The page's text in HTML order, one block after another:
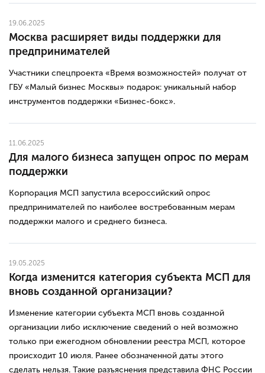
19.06.2025
Москва расширяет виды поддержки для
предпринимателей
Участники спецпроекта «Время возможностей» получат от
ГБУ «Малый бизнес Москвы» подарок: уникальный набор
инструментов поддержки «Бизнес-бокс».
11.06.2025
Для малого бизнеса запущен опрос по мерам
поддержки
Корпорация МСП запустила всероссийский опрос
предпринимателей по наиболее востребованным мерам
поддержки малого и среднего бизнеса.
19.05.2025
Когда изменится категория субъекта МСП для
вновь созданной организации?
Изменение категории субъекта МСП вновь созданной
организации либо исключение сведений о ней возможно
только при ежегодном обновлении реестра МСП, которое
происходит 10 июля. Ранее обозначенной даты этого
сделать нельзя. Такие разъяснения представила ФНС России